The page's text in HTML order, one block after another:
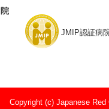
JMIP認証病
Copyright (c) Japanese